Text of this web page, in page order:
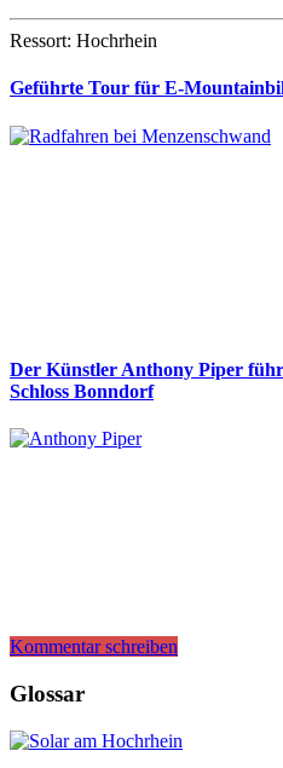
Ressort: Hochrhein
Geführte Tour für E-
Der Künstler Anthony Piper
Schloss Bonndorf
Kommentar schreiben
Glossar